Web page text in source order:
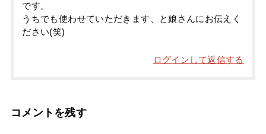
です。
うちでも使わせていただきます、と娘さんにお伝えく
ださい(笑)
ログインして返信する
コメントを残す